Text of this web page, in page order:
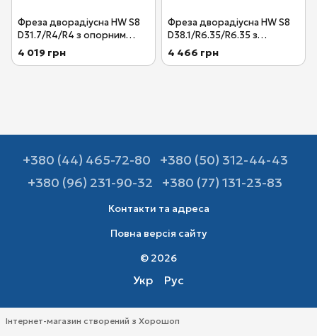
Фреза дворадіусна HW S8
D31.7/R4/R4 з опорним
підшипником хвостовик 8
мм Festool 491029
4 019 грн
Фреза дворадіусна HW S8
D38.1/R6.35/R6.35 з
опорним підшипником
хвостовик 8 мм Festool
4 466 грн
+380 (44) 465-72-80
+380 (50) 312-44-43
+380 (96) 231-90-32
+380 (77) 131-23-83
Контакти та адреса
Повна версія сайту
© 2026
Укр Рус
Інтернет-магазин створений з Хорошоп